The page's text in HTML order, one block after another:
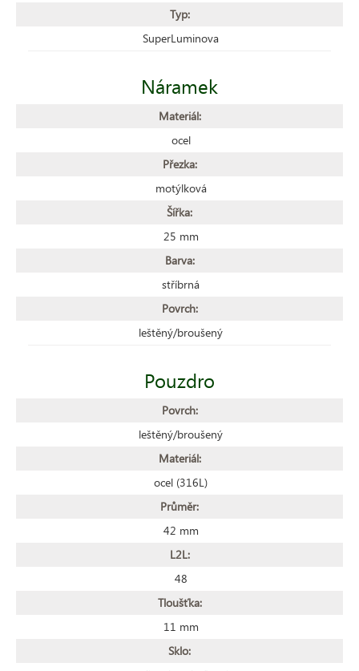
Typ:
SuperLuminova
Náramek
Materiál:
ocel
Přezka:
motýlková
Šířka:
25 mm
Barva:
stříbrná
Povrch:
leštěný/broušený
Pouzdro
Povrch:
leštěný/broušený
Materiál:
ocel (316L)
Průměr:
42 mm
L2L:
48
Tloušťka:
11 mm
Sklo: